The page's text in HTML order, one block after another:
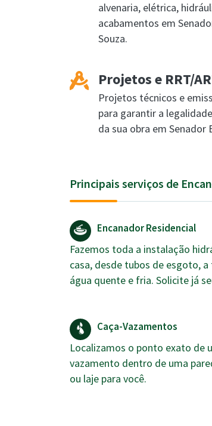
alvenaria, elétrica,
acabamentos em
Souza.
Projetos e RRT/
Projetos técnicos e
para garantir a
da sua obra em Senador
Principais serviços de
Encanador Residencial
Fazemos toda a instalação
casa, desde tubos de esgoto,
água quente e fria. Solicite já
Caça-Vazamentos
Localizamos o ponto exato de
vazamento dentro de uma
ou laje para você.